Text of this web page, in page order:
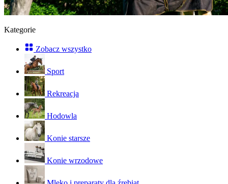
Kategorie
Zobacz wszystko
Sport
Rekreacja
Hodowla
Konie starsze
Konie wrzodowe